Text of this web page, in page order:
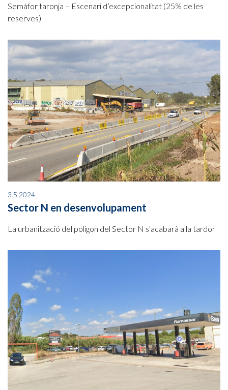
Semàfor taronja – Escenari d’excepcionalitat (25% de les
reserves)
3.5.2024
Sector N en desenvolupament
La urbanització del polígon del Sector N s'acabarà a la tardor